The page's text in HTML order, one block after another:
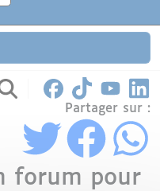
Partager sur :
forum pour